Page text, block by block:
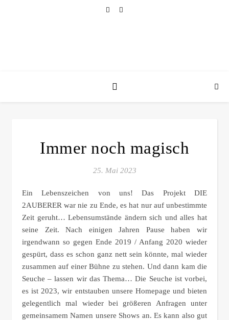
Immer noch magisch
25. Mai 2023
Ein Lebenszeichen von uns! Das Projekt DIE
2AUBERER war nie zu Ende, es hat nur auf unbestimmte
Zeit geruht… Lebensumstände ändern sich und alles hat
seine Zeit. Nach einigen Jahren Pause haben wir
irgendwann so gegen Ende 2019 / Anfang 2020 wieder
gespürt, dass es schon ganz nett sein könnte, mal wieder
zusammen auf einer Bühne zu stehen. Und dann kam die
Seuche – lassen wir das Thema… Die Seuche ist vorbei,
es ist 2023, wir entstauben unsere Homepage und bieten
gelegentlich mal wieder bei größeren Anfragen unter
gemeinsamem Namen unsere Shows an. Es kann also gut